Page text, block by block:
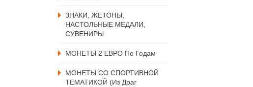
ЗНАКИ, ЖЕТОНЫ,
НАСТОЛЬНЫЕ МЕДАЛИ,
СУВЕНИРЫ
МОНЕТЫ 2 ЕВРО По Годам
МОНЕТЫ СО СПОРТИВНОЙ
ТЕМАТИКОЙ (из Драг